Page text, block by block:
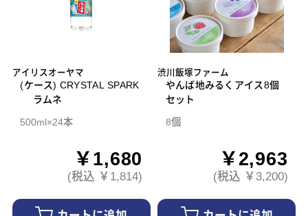
アイリスオーヤマ
(ケース) CRYSTAL SPARK
ラムネ
500ml×24本
￥1,680
(税込 ￥1,814)
渋川飯塚ファーム
やんば地みるくアイス8個
セット
8個
￥2,963
(税込 ￥3,200)